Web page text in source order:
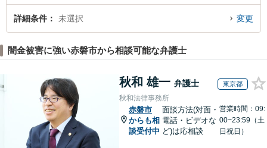
詳細条件 未選択 変更
闇金被害に強い赤磐市から相談可能な弁護士
秋和 雄一 弁護士 東京都
秋和法律事務所
赤磐市
からも相
談受付中
面談方法(対面・
電話・ビデオな
ど)は応相談
営業時間：09:
00~23:59（土
日祝日）